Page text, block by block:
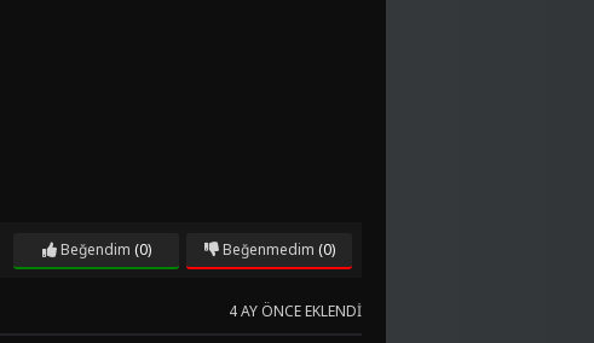
Beğendim (0) Beğenmedim (0)
4 AY ÖNCE EKLENDI